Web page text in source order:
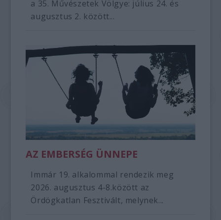
a 35. Művészetek Völgye: július 24. és
augusztus 2. között...
AZ EMBERSÉG ÜNNEPE
Immár 19. alkalommal rendezik meg
2026. augusztus 4-8.között az
Ördögkatlan Fesztivált, melynek...